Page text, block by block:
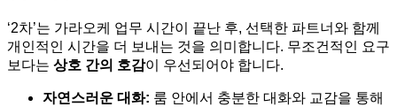
‘2차’는 가라오케 업무 시간이 끝난 후, 선택한 파트너와 함께
개인적인 시간을 더 보내는 것을 의미합니다. 무조건적인 요구
보다는 상호 간의 호감이 우선되어야 합니다.
자연스러운 대화: 룸 안에서 충분한 대화와 교감을 통해